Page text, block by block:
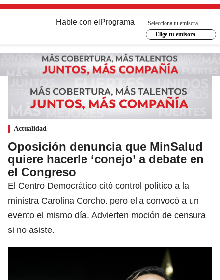
Hable con el Programa
Selecciona tu emisora
Elige tu emisora
Actualidad
Oposición denuncia que MinSalud
quiere hacerle ‘conejo’ a debate en
el Congreso
El Centro Democrático citó control político a la
ministra Carolina Corcho, pero ella convocó a un
evento el mismo día. Advierten moción de censura
si no asiste.